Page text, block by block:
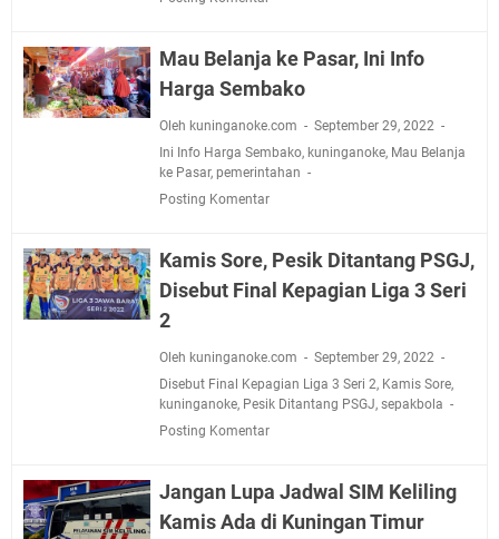
Mau Belanja ke Pasar, Ini Info
Harga Sembako
Oleh kuninganoke.com
September 29, 2022
Ini Info Harga Sembako, kuninganoke, Mau Belanja
ke Pasar, pemerintahan
Posting Komentar
Kamis Sore, Pesik Ditantang PSGJ,
Disebut Final Kepagian Liga 3 Seri
2
Oleh kuninganoke.com
September 29, 2022
Disebut Final Kepagian Liga 3 Seri 2, Kamis Sore,
kuninganoke, Pesik Ditantang PSGJ, sepakbola
Posting Komentar
Jangan Lupa Jadwal SIM Keliling
Kamis Ada di Kuningan Timur